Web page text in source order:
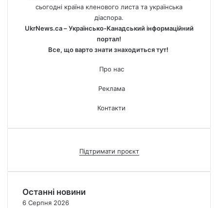
сьогодні країна кленового листа та українська
діаспора.
UkrNews.ca – Українсько-Канадський інформаційний
портал!
Все, що варто знати знаходиться тут!
Про нас
Реклама
Контакти
Підтримати проєкт
Останні новини
6 Серпня 2026